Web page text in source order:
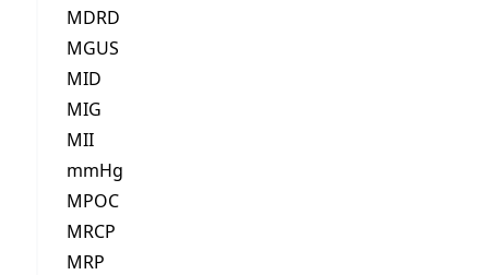
MDRD
MGUS
MID
MIG
MII
mmHg
MPOC
MRCP
MRP